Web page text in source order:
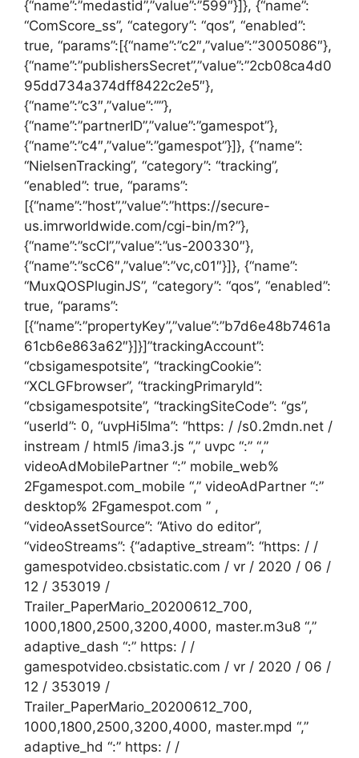
{“name”:”medastid”,”value”:”599″}]}, {“name”:
“ComScore_ss”, “category”: “qos”, “enabled”:
true, “params”:[{“name”:”c2″,”value”:”3005086″},
{“name”:”publishersSecret”,”value”:”2cb08ca4d0
95dd734a374dff8422c2e5″},
{“name”:”c3″,”value”:””},
{“name”:”partnerID”,”value”:”gamespot”},
{“name”:”c4″,”value”:”gamespot”}]}, {“name”:
“NielsenTracking”, “category”: “tracking”,
“enabled”: true, “params”:
[{“name”:”host”,”value”:”https://secure-
us.imrworldwide.com/cgi-bin/m?”},
{“name”:”scCI”,”value”:”us-200330″},
{“name”:”scC6″,”value”:”vc,c01″}]}, {“name”:
“MuxQOSPluginJS”, “category”: “qos”, “enabled”:
true, “params”:
[{“name”:”propertyKey”,”value”:”b7d6e48b7461a
61cb6e863a62″}]}]”trackingAccount”:
“cbsigamespotsite”, “trackingCookie”:
“XCLGFbrowser”, “trackingPrimaryId”:
“cbsigamespotsite”, “trackingSiteCode”: “gs”,
“userId”: 0, “uvpHi5Ima”: “https: / /s0.2mdn.net /
instream / html5 /ima3.js “,” uvpc “:” “,”
videoAdMobilePartner “:” mobile_web%
2Fgamespot.com_mobile “,” videoAdPartner “:”
desktop% 2Fgamespot.com ” ,
“videoAssetSource”: “Ativo do editor”,
“videoStreams”: {“adaptive_stream”: “https: / /
gamespotvideo.cbsistatic.com / vr / 2020 / 06 /
12 / 353019 /
Trailer_PaperMario_20200612_700,
1000,1800,2500,3200,4000, master.m3u8 “,”
adaptive_dash “:” https: / /
gamespotvideo.cbsistatic.com / vr / 2020 / 06 /
12 / 353019 /
Trailer_PaperMario_20200612_700,
1000,1800,2500,3200,4000, master.mpd “,”
adaptive_hd “:” https: / /